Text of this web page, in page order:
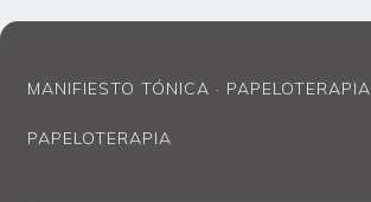
MANIFIESTO TÓNICA · PAPELOTERAPIA
PAPELOTERAPIA